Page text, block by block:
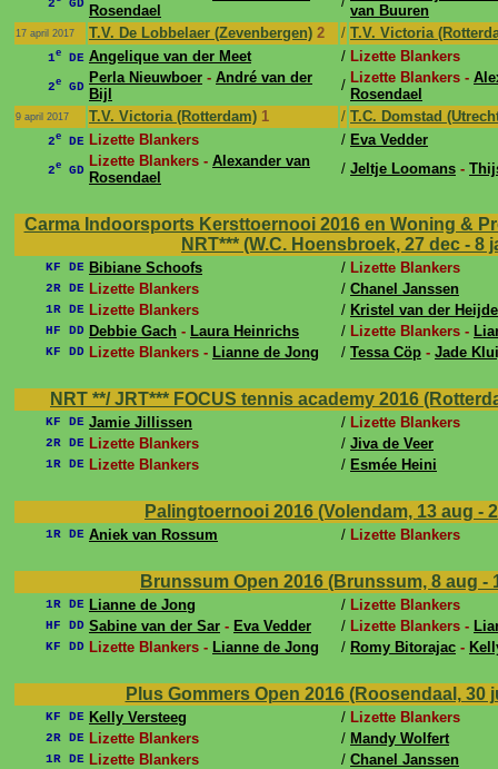
2 GD Rosendael
van Buuren
17 april 2017 T.V. De Lobbelaer (Zevenbergen) 2 / T.V. Victoria
1e DE Angelique van der Meet / Lizette Blankers
2e GD
Perla Nieuwboer - André van der
Bijl
/ Lizette Blankers -
Rosendael
9 april 2017 T.V. Victoria (Rotterdam) 1 / T.C. Domstad
2e DE Lizette Blankers / Eva Vedder
2e GD
Lizette Blankers - Alexander van
Rosendael
/ Jeltje Loomans -
Carma Indoorsports Kersttoernooi 2016 en Woning &
NRT*** (W.C. Hoensbroek, 27 dec - 8
KF DE Bibiane Schoofs / Lizette Blankers
2R DE Lizette Blankers / Chanel Janssen
1R DE Lizette Blankers / Kristel van der
HF DD Debbie Gach - Laura Heinrichs / Lizette Blankers -
KF DD Lizette Blankers - Lianne de Jong / Tessa Cöp - Jade
NRT **/ JRT*** FOCUS tennis academy 2016
KF DE Jamie Jillissen / Lizette Blankers
2R DE Lizette Blankers / Jiva de Veer
1R DE Lizette Blankers / Esmée Heini
Palingtoernooi 2016 (Volendam, 13 aug -
1R DE Aniek van Rossum / Lizette Blankers
Brunssum Open 2016 (Brunssum, 8 aug -
1R DE Lianne de Jong / Lizette Blankers
HF DD Sabine van der Sar - Eva Vedder / Lizette Blankers -
KF DD Lizette Blankers - Lianne de Jong / Romy Bitorajac -
Plus Gommers Open 2016 (Roosendaal, 30
KF DE Kelly Versteeg / Lizette Blankers
2R DE Lizette Blankers / Mandy Wolfert
1R DE Lizette Blankers / Chanel Janssen